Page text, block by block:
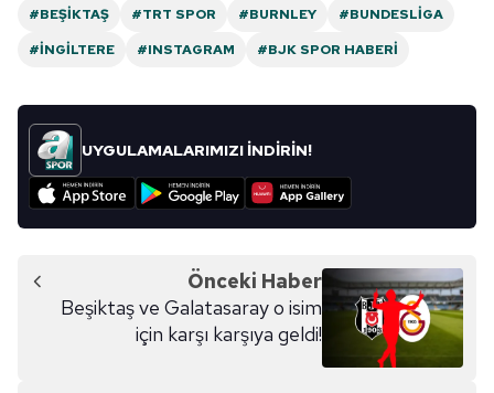
#BEŞIKTAŞ #TRT SPOR #BURNLEY
#BUNDESLIGA
#İNGILTERE
#INSTAGRAM #BJK SPOR HABERI
UYGULAMALARIMIZI İNDİRİN!
Önceki Haber
Beşiktaş ve Galatasaray o isim
için karşı karşıya geldi!